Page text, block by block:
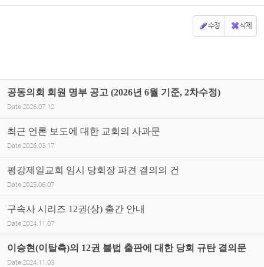
수정 삭제
공동의회 회원 명부 공고 (2026년 6월 기준, 2차수정)
Date 2026.07.12
최근 언론 보도에 대한 교회의 사과문
Date 2026.03.17
평강제일교회 임시 당회장 파견 결의의 건
Date 2025.06.07
구속사 시리즈 12권(상) 출간 안내
Date 2024.11.07
이승현(이탈측)의 12권 불법 출판에 대한 당회 규탄 결의문
Date 2024.11.03